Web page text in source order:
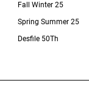
Fall Winter 25
Spring Summer 25
Desfile 50Th